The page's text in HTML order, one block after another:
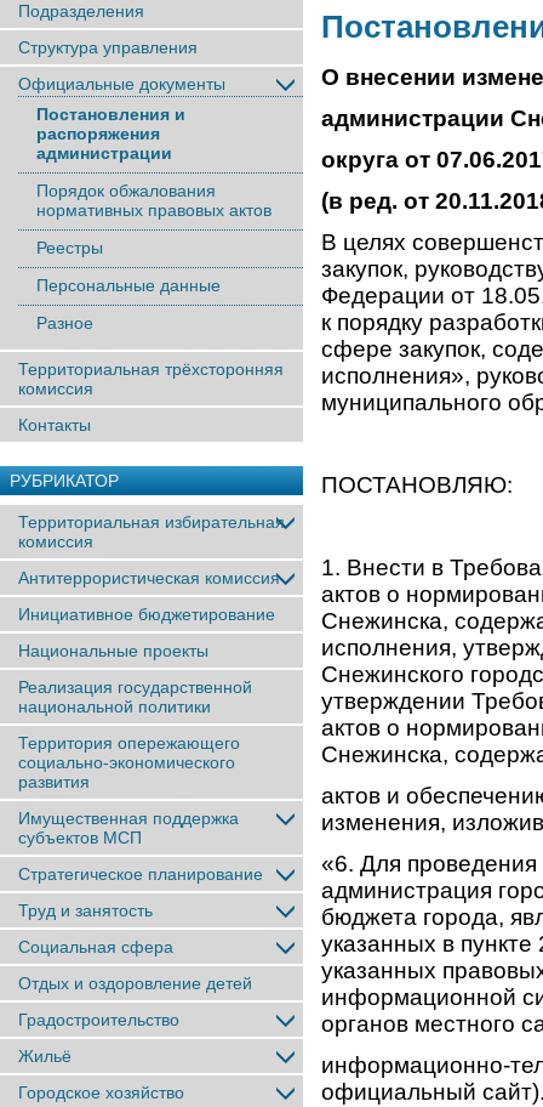
Подразделения
Структура управления
Официальные документы
Постановления и
распоряжения
администрации
Порядок обжалования
нормативных правовых актов
Реестры
Персональные данные
Разное
Территориальная трёхсторонняя
комиссия
Контакты
РУБРИКАТОР
Территориальная избирательная
комиссия
Антитеррористическая комиссия
Инициативное бюджетирование
Национальные проекты
Реализация государственной
национальной политики
Территория опережающего
социально-экономического
развития
Имущественная поддержка
субъектов МСП
Стратегическое планирование
Труд и занятость
Социальная сфера
Отдых и оздоровление детей
Градостроительство
Жильё
Городское хозяйство
О внесении
администрации
округа от
(в ред. от
В целях
закупок,
Федерации от
к порядку
сфере закупок,
исполнения»,
муниципального
ПОСТАНОВЛЯЮ:
1. Внести в
актов о
Снежинска,
исполнения,
Снежинского
утверждении
актов о
Снежинска,
актов и
изменения,
«6. Для
администрация
бюджета города,
указанных в
указанных
информационной
органов местного
информационно-
официальный